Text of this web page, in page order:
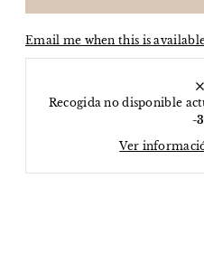
Email me when this is
Recogida no disponible
-
Ver